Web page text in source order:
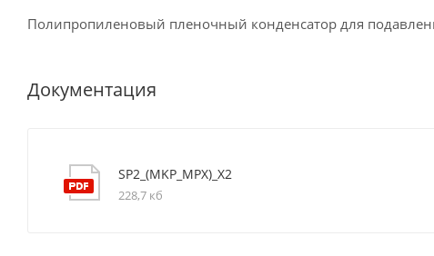
Полипропиленовый пленочный конденсатор для
Документация
SP2_(MKP_MPX)_X2
228,7 кб